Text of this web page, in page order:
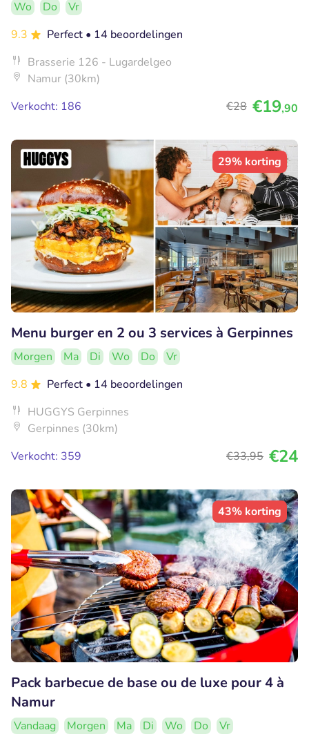
Wo Do
Vr
9.3
Perfect • 14 beoordelingen
Brasserie 126 - Lugardelgeo
Namur (30km)
Verkocht: 186
€28 €19,90
29% korting
Menu burger en 2 ou 3 services à Gerpinnes
Morgen Ma Di Wo Do
Vr
9.8
Perfect • 14 beoordelingen
HUGGYS Gerpinnes
Gerpinnes (30km)
Verkocht: 359
€33,95 €24
43% korting
Pack barbecue de base ou de luxe pour 4 à
Namur
Vandaag Morgen Ma Di Wo Do
Vr